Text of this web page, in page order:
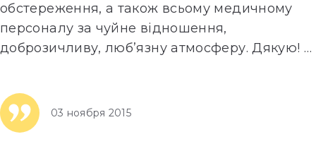
обстереження, а також всьому медичному
персоналу за чуйне відношення,
доброзичливу, люб’язну атмосферу. Дякую! …
03 ноября 2015